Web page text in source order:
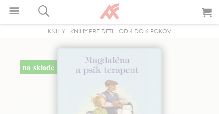
KNIHY - KNIHY PRE DETI - OD 4 DO 6 ROKOV
na sklade